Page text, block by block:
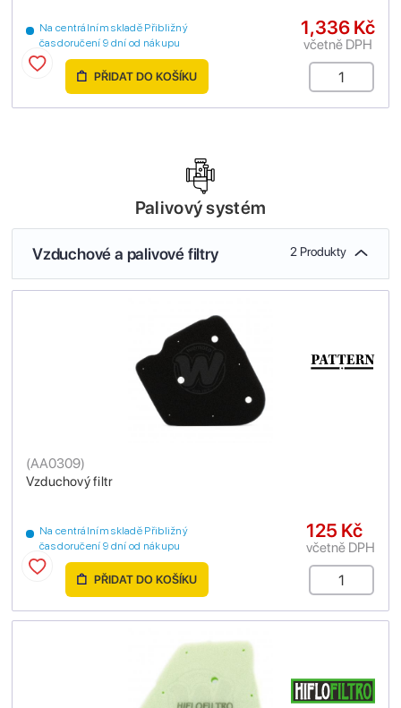
Na centrálním skladě Přibližný
čas doručení 9 dní od nákupu
1,336 Kč
včetně DPH
PŘIDAT DO KOŠÍKU
Palivový systém
Vzduchové a palivové filtry 2 Produkty
Vzduchový filtr
(AA0309)
Na centrálním skladě Přibližný
čas doručení 9 dní od nákupu
125 Kč
včetně DPH
PŘIDAT DO KOŠÍKU